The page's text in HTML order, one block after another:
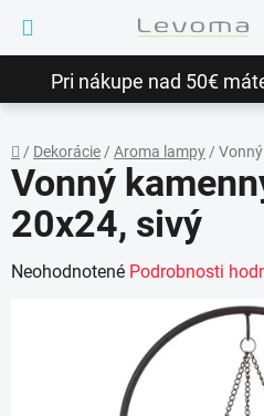
obsah
Pri nákupe nad 50€
Domov
/ Dekorácie/ Aroma lampy/
Vonný
20x24, sivý
Priemerné
Neohodnotené Podrobnosti